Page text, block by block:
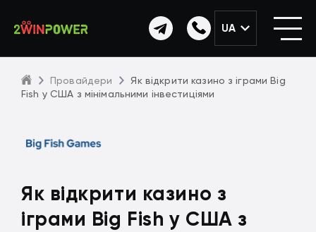
UA
Провайдери
Як відкрити казино з іграми Big
Fish у США з мінімальними інвестиціями
Як відкрити казино з
іграми Big Fish у США з